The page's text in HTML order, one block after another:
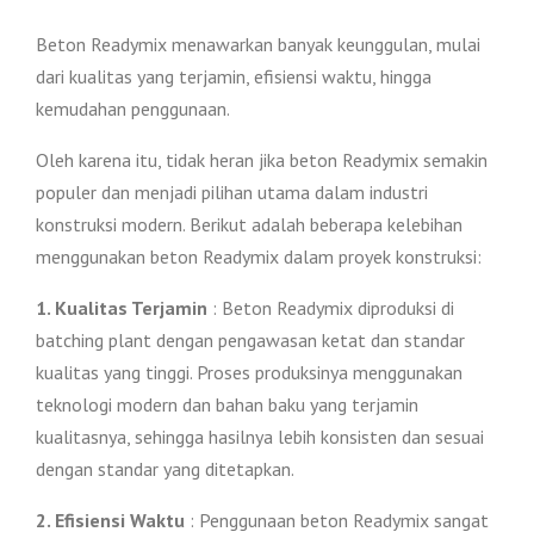
Beton Readymix menawarkan banyak keunggulan, mulai
dari kualitas yang terjamin, efisiensi waktu, hingga
kemudahan penggunaan.
Oleh karena itu, tidak heran jika beton Readymix semakin
populer dan menjadi pilihan utama dalam industri
konstruksi modern. Berikut adalah beberapa kelebihan
menggunakan beton Readymix dalam proyek konstruksi:
1. Kualitas Terjamin : Beton Readymix diproduksi di
batching plant dengan pengawasan ketat dan standar
kualitas yang tinggi. Proses produksinya menggunakan
teknologi modern dan bahan baku yang terjamin
kualitasnya, sehingga hasilnya lebih konsisten dan sesuai
dengan standar yang ditetapkan.
2. Efisiensi Waktu : Penggunaan beton Readymix sangat